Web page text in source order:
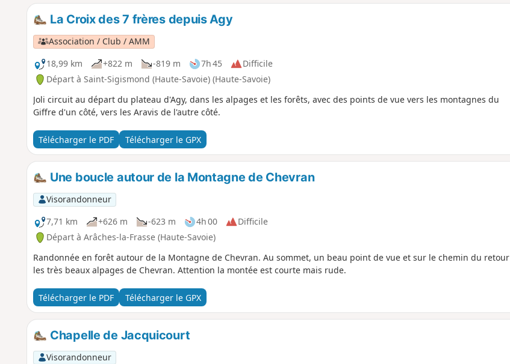
La Croix des 7 frères depuis Agy
Association / Club / AMM
18,99 km
+822 m -819 m 7h 45
Difficile
Départ à Saint-Sigismond (Haute-Savoie) (Haute-Savoie)
Joli circuit au départ du plateau d'Agy, dans les alpages et les forêts, avec des points de vue vers les montagnes du
Giffre d'un côté, vers les Aravis de l'autre côté.
Télécharger le PDF Télécharger le GPX
Une boucle autour de la Montagne de Chevran
Visorandonneur
7,71 km
+626 m -623 m 4h 00
Difficile
Départ à Arâches-la-Frasse (Haute-Savoie)
Randonnée en forêt autour de la Montagne de Chevran. Au sommet, un beau point de vue et sur le chemin du retour
les très beaux alpages de Chevran. Attention la montée est courte mais rude.
Télécharger le PDF Télécharger le GPX
Chapelle de Jacquicourt
Visorandonneur